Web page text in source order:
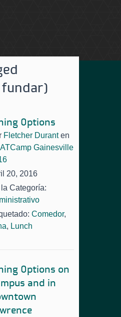
fundar)
Options
Fletcher Durant en
Gainesville
20, 2016
la Categoría:
Comedor,
, Lunch
Options on
and in